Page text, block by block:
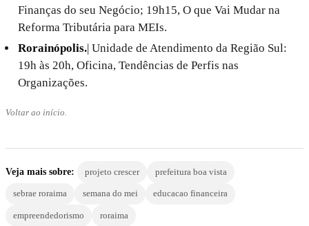
Finanças do seu Negócio; 19h15, O que Vai Mudar na
Reforma Tributária para MEIs.
Rorainópolis. | Unidade de Atendimento da Região Sul:
19h às 20h, Oficina, Tendências de Perfis nas
Organizações.
Voltar ao início.
Veja mais sobre: projeto crescer prefeitura boa vista
sebrae roraima semana do mei educacao financeira
empreendedorismo roraima